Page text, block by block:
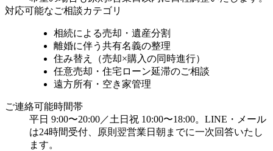
対応可能なご相談カテゴリ
相続による売却・遺産分割
離婚に伴う共有名義の整理
住み替え（売却×購入の同時進行）
任意売却・住宅ローン延滞のご相談
遠方所有・空き家管理
ご連絡可能時間帯
平日 9:00〜20:00／土日祝 10:00〜18:00。LINE・メール
は24時間受付、原則翌営業日朝までに一次回答いたし
ます。